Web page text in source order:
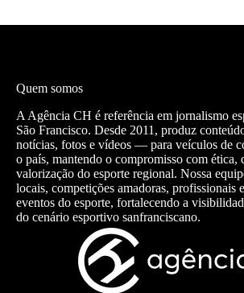
Quem somos
A Agência CH é referência em jornalismo
São Francisco. Desde 2011, produz
notícias, fotos e vídeos — para veículos de
o país, mantendo o compromisso com ética,
valorização do esporte regional. Nossa
locais, competições amadoras, profissionais
eventos do esporte, fortalecendo a
do cenário esportivo sanfranciscano.